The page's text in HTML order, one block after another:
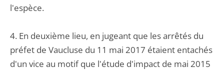
l'espèce.
4. En deuxième lieu, en jugeant que les arrêtés du
préfet de Vaucluse du 11 mai 2017 étaient entachés
d'un vice au motif que l'étude d'impact de mai 2015